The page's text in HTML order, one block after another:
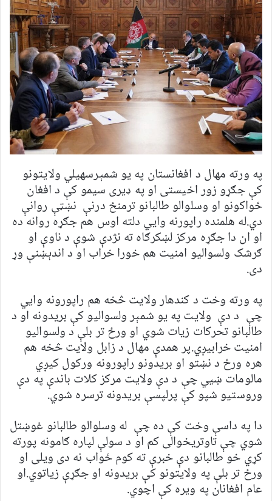
په ورته مهال د افغانستان په یو شمېرسهیلي ولایتونو
کې جګړو زور اخیستی او په ډیری سیمو کې د افغان
ځواکونو او وسلوالو طالبانو ترمنځ درنې نښټې روانې
دي.له هلمنده راپورنه وايي دلته اوس هم جګړه روانه ده
او ان دا جګړه مرکز لښکرګاه ته نژدې شوې د ناوې او
ګرشک ولسوالیو امنیت هم خورا خراب او د اندېښنې وړ
دی.
په ورته وخت د کندهار ولایت څخه هم راپورونه وايي
چې د دې ولایت په یو شمېر ولسوالیو کې بریدونه او د
طالبانو تحرکات زیات شوي او ورځ تر بلې د ولسوالیو
امنیت خرابیږي.پر همدې مهال د زابل ولایت څخه هم
هره ورځ د نښتو او بریدونو راپورونه ورکول کيږي
مالومات ښيي چې د دې ولایت مرکز کلات باندې په دې
وروستیو شپو کې پرلپسې بریدونه ترسره شوي.
دا په داسې وخت کې ده چې له وسلوالو طالبانو غوښتل
شوي چې تاوتریخوالی کم او د سولې لپاره ګامونه پورته
کړي خو طالبانو دې خبرې ته کوم ځواب نه دی ویلی او
ورځ تر بلې په ولایتونو کې بریدونه او جګړې زیاتوي.او
عام افغانان په ویره کې اچوي.